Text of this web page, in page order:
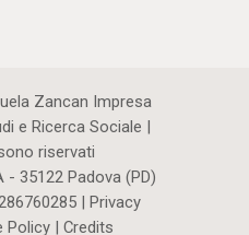
Zancan Impresa
e Ricerca Sociale |
riservati
35122 Padova (PD)
| Privacy
Policy| Credits